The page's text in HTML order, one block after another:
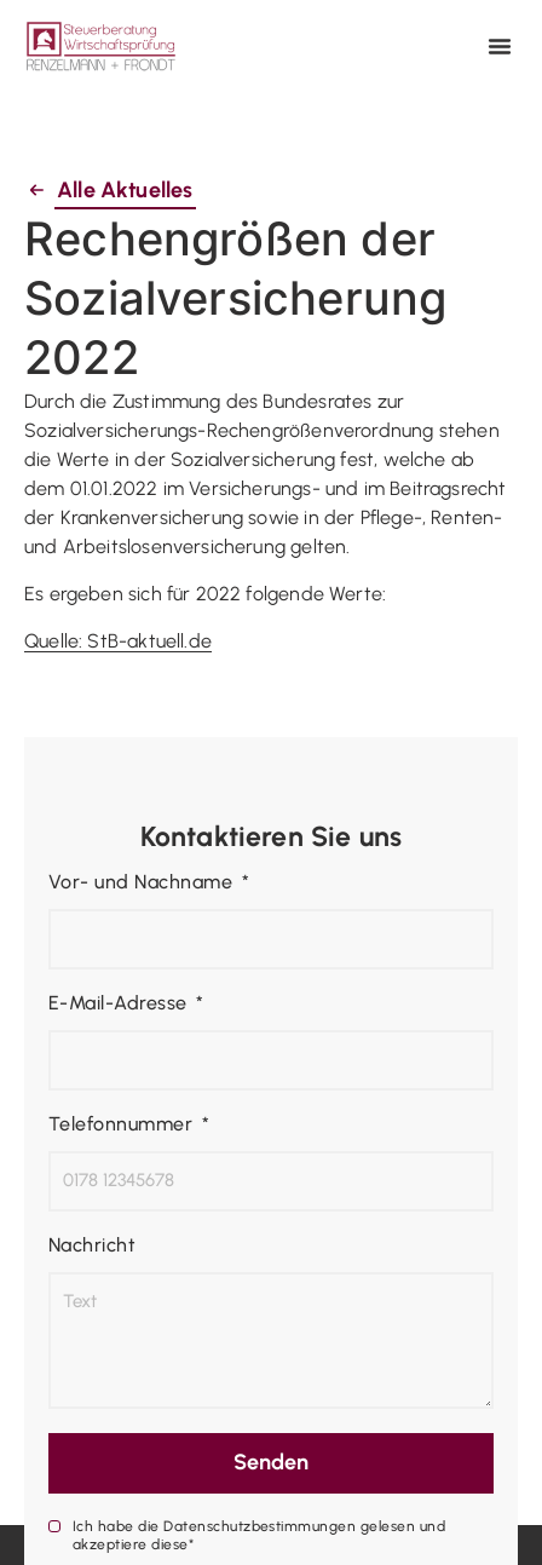
Alle Aktuelles
Rechengrößen der
Sozialversicherung
2022
Durch die Zustimmung des Bundesrates zur
Sozialversicherungs-Rechengrößenverordnung stehen
die Werte in der Sozialversicherung fest, welche ab
dem 01.01.2022 im Versicherungs- und im Beitragsrecht
der Krankenversicherung sowie in der Pflege-, Renten-
und Arbeitslosenversicherung gelten.
Es ergeben sich für 2022 folgende Werte:
Quelle: StB-aktuell.de
Kontaktieren Sie uns
Vor- und Nachname
E-Mail-Adresse
Telefonnummer
Nachricht
Ich habe die Datenschutzbestimmungen gelesen und
akzeptiere diese*
Senden